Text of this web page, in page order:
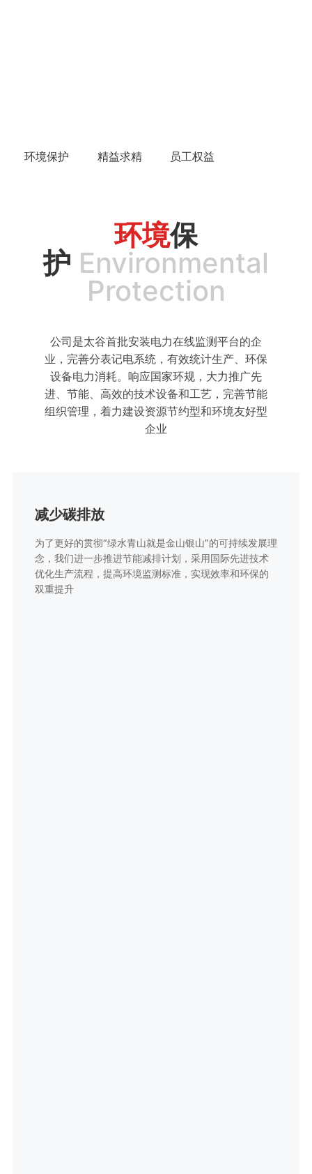
环境保护 精益求精 员工权益
环境保
护 Environmental
Protection
公司是太谷首批安装电力在线监测平台的企
业，完善分表记电系统，有效统计生产、环保
设备电力消耗。响应国家环规，大力推广先
进、节能、高效的技术设备和工艺，完善节能
组织管理，着力建设资源节约型和环境友好型
企业
减少碳排放
为了更好的贯彻“绿水青山就是金山银山”的可持续发展理
念，我们进一步推进节能减排计划，采用国际先进技术
优化生产流程，提高环境监测标准，实现效率和环保的
双重提升